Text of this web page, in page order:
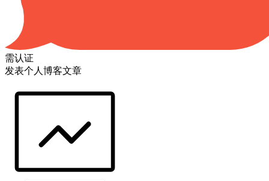
需认证
发表个人博客文章